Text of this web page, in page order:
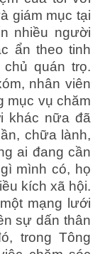
giám mục tại
nhiều người
ẩn theo tinh
quán trọ.
nhân viên
mục vụ chăm
khác nữa đã
chữa lành,
ai đang cần
mình có, họ
kích xã hội.
mạng lưới
sự dấn thân
trong Tông